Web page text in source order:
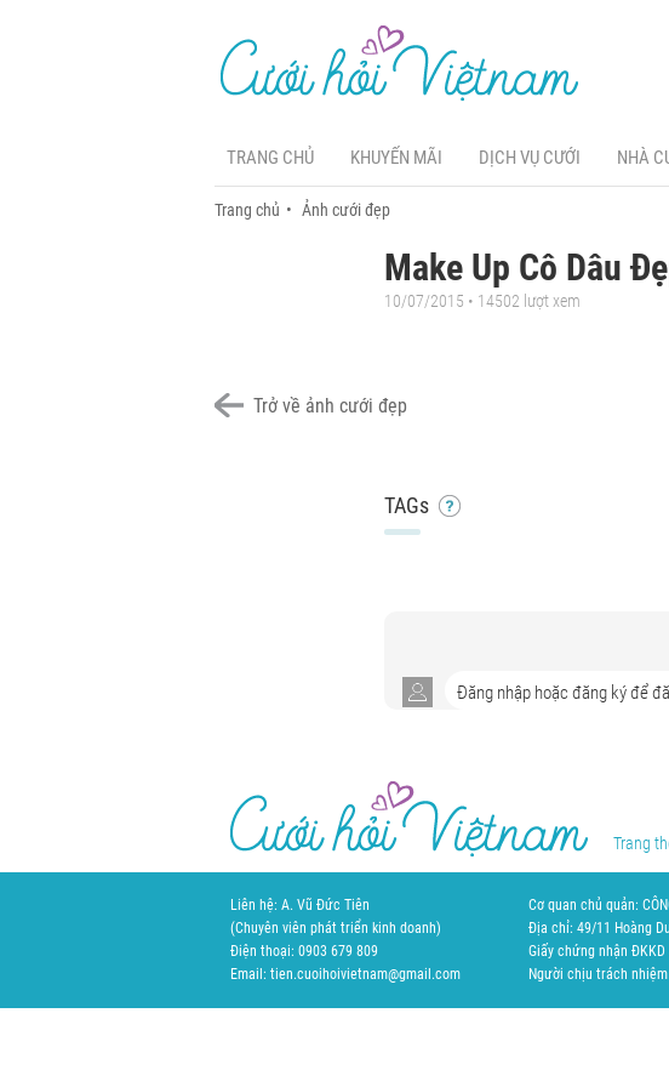
TRANG CHỦ KHUYẾN MÃI DỊCH VỤ CƯỚI NHÀ
Trang chủ Ảnh cưới đẹp
Make Up Cô Dâu
10/07/2015 • 14502 lượt xem
Trở về ảnh cưới đẹp
TAGs
Trang
Liên hệ: A. Vũ Đức Tiên
(Chuyên viên phát triển kinh doanh)
Điện thoại: 0903 679 809
Email: tien.cuoihoivietnam@gmail.com
Cơ quan chủ quản:
Địa chỉ: 49/11 Hoàng
Giấy chứng nhận ĐKKD
Người chịu trách